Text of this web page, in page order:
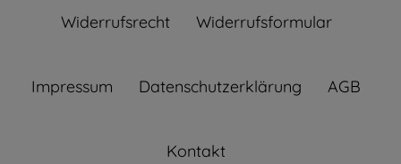
Widerrufs­recht Widerrufs­formular
Impressum Daten­schutz­erklärung AGB
Kontakt